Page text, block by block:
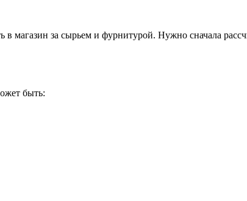
магазин за сырьем и фурнитурой. Нужно сначала
быть: